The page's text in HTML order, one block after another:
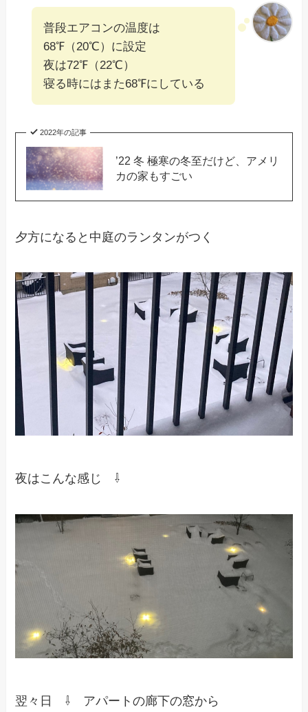
普段エアコンの温度は
68℉（20℃）に設定
夜は72℉（22℃）
寝る時にはまた68℉にしている
2022年の記事
’22 冬 極寒の冬至だけど、アメリ
カの家もすごい
夕方になると中庭のランタンがつく
夜はこんな感じ ⇩
翌々日 ⇩ アパートの廊下の窓から